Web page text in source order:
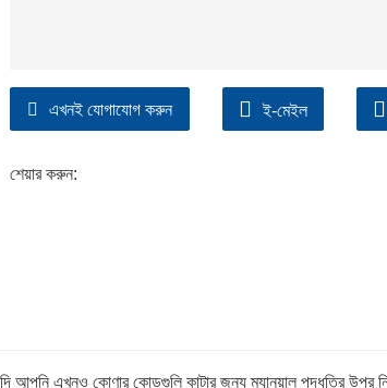
এখনই যোগাযোগ করুন ই-মেইল
শেয়ার করুন:
আপনি এখনও কোণার কোডগুলি কাটার জন্য ম্যানুয়াল পদ্ধতির উপর